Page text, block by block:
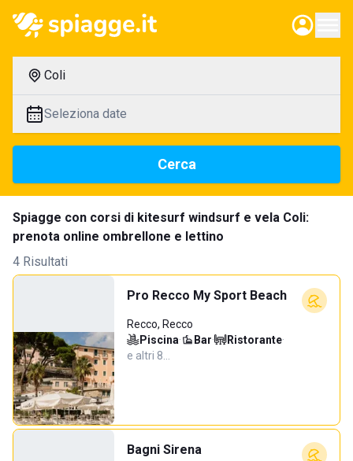
Coli
Seleziona date
Cerca
Spiagge con corsi di kitesurf windsurf e vela Coli:
prenota online ombrellone e lettino
4 Risultati
Pro Recco My Sport Beach
Recco, Recco
Piscina· Bar· Ristorante·
e altri 8…
Bagni Sirena